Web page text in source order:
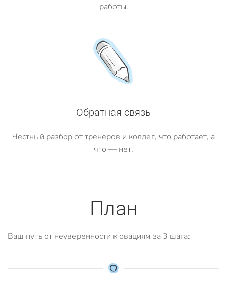
работы.
Обратная связь
Честный разбор от тренеров и коллег, что работает, а
что — нет.
План
Ваш путь от неуверенности к овациям за 3 шага: